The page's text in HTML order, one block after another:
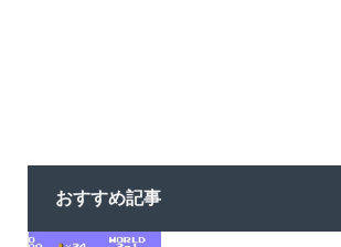
おすすめ記事